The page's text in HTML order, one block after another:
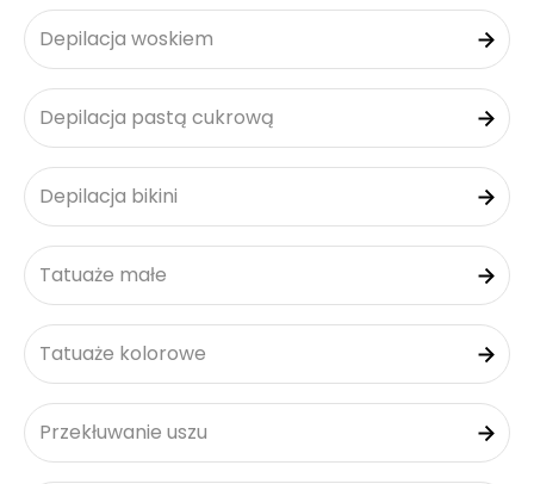
Depilacja woskiem
Depilacja pastą cukrową
Depilacja bikini
Tatuaże małe
Tatuaże kolorowe
Przekłuwanie uszu